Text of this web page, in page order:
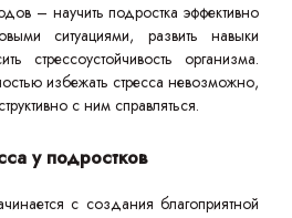
– научить подростка эффективно
ситуациями, развить навыки
стрессоустойчивость организма.
избежать стресса невозможно,
с ним справляться.
у подростков
с создания благоприятной